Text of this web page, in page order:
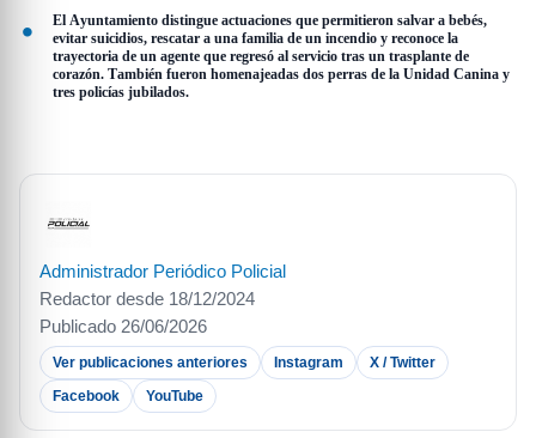
El Ayuntamiento distingue actuaciones que permitieron salvar a bebés,
evitar suicidios, rescatar a una familia de un incendio y reconoce la
trayectoria de un agente que regresó al servicio tras un trasplante de
corazón. También fueron homenajeadas dos perras de la Unidad Canina y
tres policías jubilados.
Administrador Periódico Policial
Redactor desde 18/12/2024
Publicado 26/06/2026
Ver publicaciones anteriores Instagram
X / Twitter
Facebook
YouTube